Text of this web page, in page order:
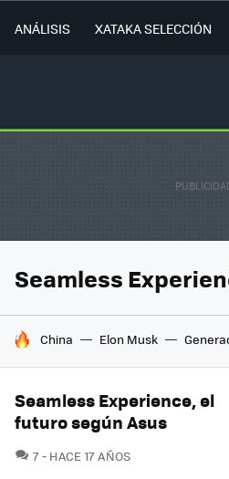
ANÁLISIS XATAKA SELECCIÓN
Seamless
HOY SE HABLA DE
China Elon Musk
Seamless Experience, el
futuro según Asus
7COMENTARIOS
HACE 17 AÑOS